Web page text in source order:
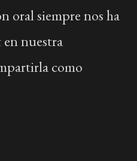
oral siempre nos ha
en nuestra
como